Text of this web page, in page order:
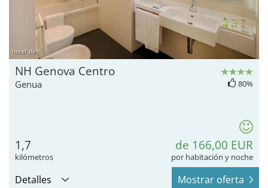
hotel.de
NH Genova Centro
Genua 80%
1,7
kilómetros
de 166,00 EUR
por habitación y noche
Detalles Mostrar oferta